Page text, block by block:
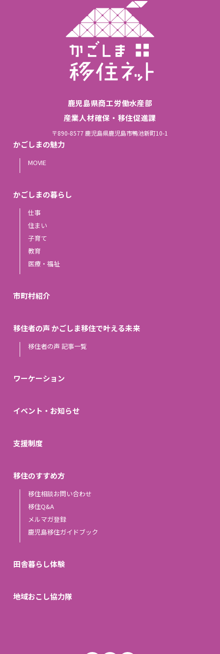
鹿児島県商工労働水産部
産業人材確保・移住促進課
〒890-8577 鹿児島県鹿児島市鴨池新町10-1
かごしまの魅力
MOVIE
かごしまの暮らし
仕事
住まい
子育て
教育
医療・福祉
市町村紹介
移住者の声 かごしま移住で叶える未来
移住者の声 記事一覧
ワーケーション
イベント・お知らせ
支援制度
移住のすすめ方
移住相談お問い合わせ
移住Q&A
メルマガ登録
鹿児島移住ガイドブック
田舎暮らし体験
地域おこし協力隊